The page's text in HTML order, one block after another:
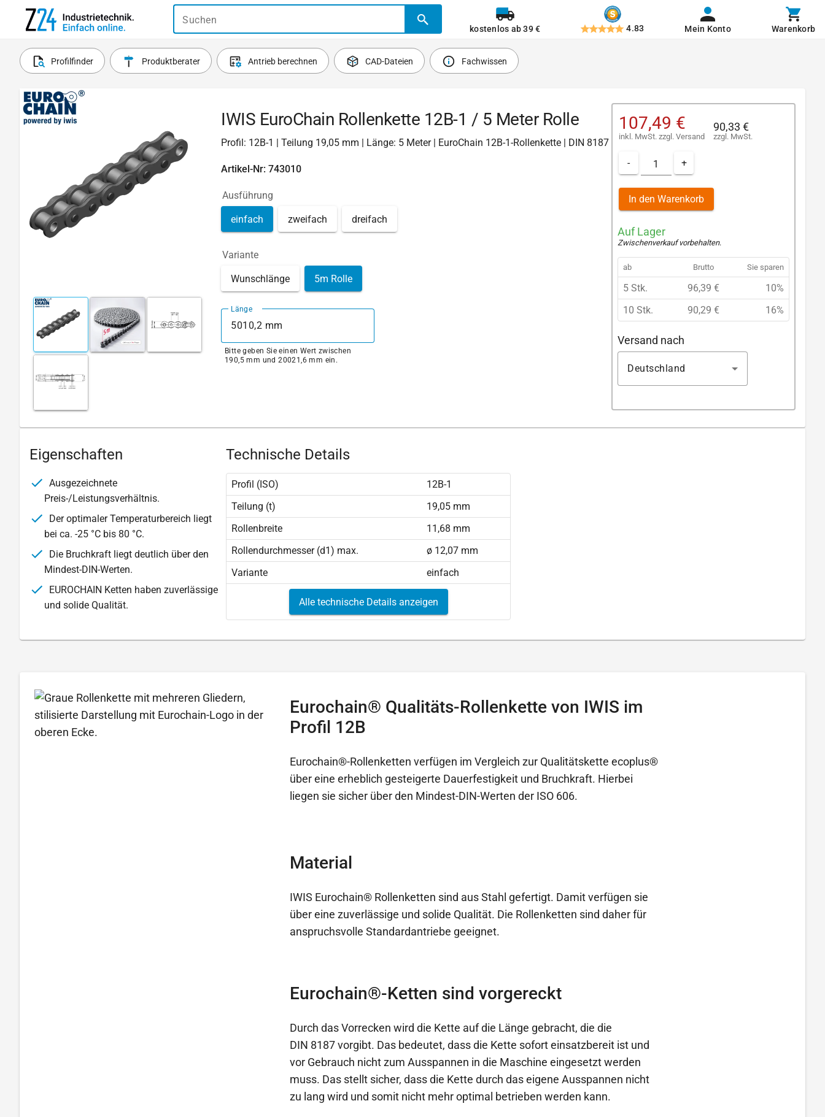
Suchen
kostenlos ab 39 € 4.83 Mein Konto Warenkorb
Profilfinder Produktberater Antrieb berechnen CAD-Dateien Fachwissen
IWIS EuroChain Rollenkette 12B-1 / 5 Meter Rolle
Profil: 12B-1 | Teilung 19,05 mm | Länge: 5 Meter | EuroChain 12B-1-Rollenkette | DIN 8187
Artikel-Nr: 743010
Ausführung
einfach zweifach dreifach
Variante
Wunschlänge 5m Rolle
Länge
Bitte geben Sie einen Wert zwischen
190,5 mm und 20021,6 mm ein.
107,49 €
inkl. MwSt. zzgl. Versand
90,33 €
zzgl. MwSt.
- +
In den Warenkorb
Auf Lager
Zwischenverkauf vorbehalten.
ab Brutto Sie sparen
5 Stk. 96,39 €
10%
10 Stk.
90,29 € 16%
Versand nach
Deutschland
Eigenschaften
Ausgezeichnete
Preis-/Leistungsverhältnis.
Der optimaler Temperaturbereich liegt
bei ca. -25 °C bis 80 °C.
Die Bruchkraft liegt deutlich über den
Mindest-DIN-Werten.
EUROCHAIN Ketten haben zuverlässige
und solide Qualität.
Technische Details
Profil (ISO)
12B-1
Teilung (t)
19,05 mm
Rollenbreite
11,68 mm
Rollendurchmesser (d1) max.
ø 12,07 mm
Variante
einfach
Alle technische Details anzeigen
Eurochain® Qualitäts-Rollenkette von IWIS im
Profil 12B
Eurochain®-Rollenketten verfügen im Vergleich zur Qualitätskette ecoplus®
über eine erheblich gesteigerte Dauerfestigkeit und Bruchkraft. Hierbei
liegen sie sicher über den Mindest-DIN-Werten der ISO 606.
Material
IWIS Eurochain® Rollenketten sind aus Stahl gefertigt. Damit verfügen sie
über eine zuverlässige und solide Qualität. Die Rollenketten sind daher für
anspruchsvolle Standardantriebe geeignet.
Eurochain®-Ketten sind vorgereckt
Durch das Vorrecken wird die Kette auf die Länge gebracht, die die
DIN 8187 vorgibt. Das bedeutet, dass die Kette sofort einsatzbereit ist und
vor Gebrauch nicht zum Ausspannen in die Maschine eingesetzt werden
muss. Das stellt sicher, dass die Kette durch das eigene Ausspannen nicht
zu lang wird und somit nicht mehr optimal betrieben werden kann.